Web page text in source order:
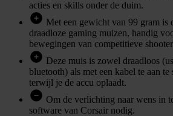
acties en skills onder de duim.
Met een gewicht van 99 gram is
draadloze gaming muizen, handig
bewegingen van competitieve
Deze muis is zowel draadloos
bluetooth) als met een kabel te aan
terwijl je de accu oplaadt.
Om de verlichting naar wens in
software van Corsair nodig.